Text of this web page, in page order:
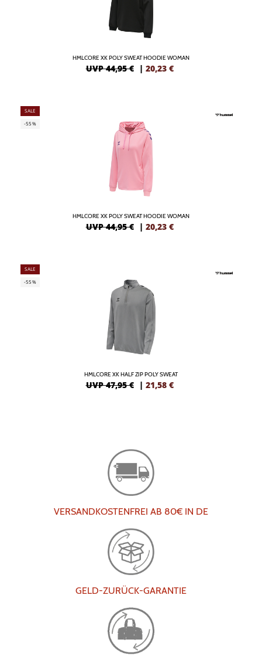
HMLCORE XK POLY SWEAT HOODIE WOMAN
UVP 44,95 € | 20,23 €
SALE
-55%
HMLCORE XK POLY SWEAT HOODIE WOMAN
UVP 44,95 € | 20,23 €
SALE
-55%
HMLCORE XK HALF ZIP POLY SWEAT
UVP 47,95 € | 21,58 €
VERSANDKOSTENFREI AB 80€ IN DE
GELD-ZURÜCK-GARANTIE